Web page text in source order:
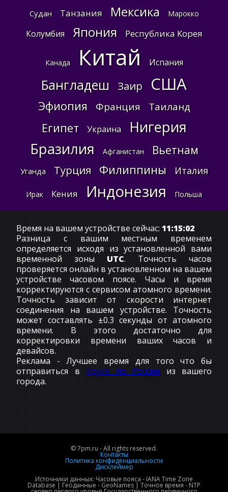
Судан Танзания Мексика Марокко
Колумбия Япония Республика Корея
Канада Китай Испания
Бангладеш Заир США
Эфиопия Франция Таиланд
Египет Украина
Нигерия
Бразилия
Афганистан Вьетнам
Уганда Турция Филиппины Италия
Ирак Кения Индонезия Польша
Время на вашем устройстве сейчас:11:15:02
Разница с вашим местным временем
определяется исходя из установленной вами
временной зоныUTC. Точность часов
проверяется онлайн в установленном на вашем
устройстве часовом поясе. Часы и время
корректируются с сервисом атомного времени.
Точность зависит от скорости интернет
соединения на вашем устройстве. Точность
может составлять ±0.3 секунды от атомного
времени. В этого достаточно для
корректировки времени ваших часов и
девайсов.
Реклама - Лучшее время для того что бы
отправиться вКруиз по Россиииз вашего
города.
© 7pm.ru - All rights reserved.
Контакты
Политика конфиденциальности
Дисклеймер
Источники данных: Часовые пояса - IANA Time Zone
Database | Геоданные - GeoNames | Точное время - NTP